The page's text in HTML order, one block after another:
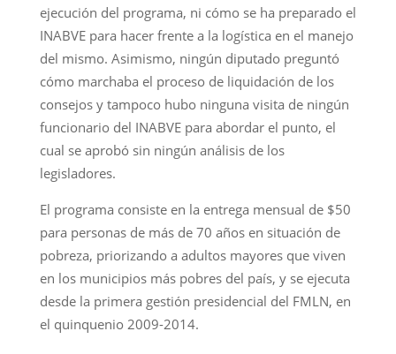
ejecución del programa, ni cómo se ha preparado el
INABVE para hacer frente a la logística en el manejo
del mismo. Asimismo, ningún diputado preguntó
cómo marchaba el proceso de liquidación de los
consejos y tampoco hubo ninguna visita de ningún
funcionario del INABVE para abordar el punto, el
cual se aprobó sin ningún análisis de los
legisladores.
El programa consiste en la entrega mensual de $50
para personas de más de 70 años en situación de
pobreza, priorizando a adultos mayores que viven
en los municipios más pobres del país, y se ejecuta
desde la primera gestión presidencial del FMLN, en
el quinquenio 2009-2014.